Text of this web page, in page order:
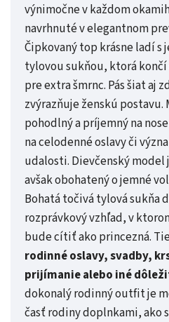
výnimočne v každom
navrhnuté v elegantnom
Čipkovaný top krásne ladí s
tylovou sukňou, ktorá
pre extra šmrnc. Pás šiat aj
zvýrazňuje ženskú
pohodlný a príjemný na
na celodenné oslavy či
udalosti. Dievčenský
avšak obohatený o jemné
Bohatá točivá tylová sukňa
rozprávkový vzhľad, v
bude cítiť ako princezná.
rodinné oslavy, svadby,
prijímanie alebo iné
dokonalý rodinný outfit je
časť rodiny doplnkami, ako